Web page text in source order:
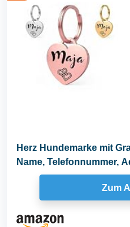
Herz Hundemarke mit
Name, Telefonnummer,
mm...
Zum